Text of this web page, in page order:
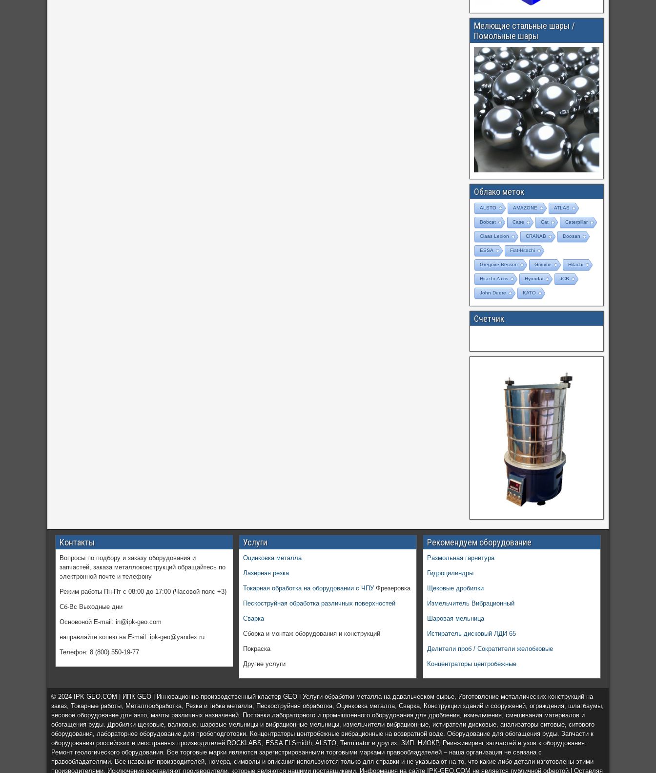
Мелющие стальные шары /
Помольные шары
Облако меток
ALSTO AMAZONE ATLAS
Bobcat Case Cat Caterpillar
Claas Lexion CRANAB Doosan
ESSA Fiat-Hitachi
Gregoire Besson Grimme Hitachi
Hitachi Zaxis Hyundai JCB
John Deere KATO
Счетчик
Контакты
Вопросы по подбору и заказу оборудования и
запчастей, заказа металлоконструкций обращайтесь по
электронной почте и телефону
Режим работы Пн-Пт с 08:00 до 17:00 (Часовой пояс +3)
Сб-Вс Выходные дни
Основоной E-mail: in@ipk-geo.com
направляйте копию на E-mail: ipk-geo@yandex.ru
Телефон: 8 (800) 550-19-77
Услуги
Оцинковка металла
Лазерная резка
Токарная обработка на оборудовании с ЧПУФрезеровка
Пескоструйная обработка различных поверхностей
Сварка
Сборка и монтаж оборудования и конструкций
Покраска
Другие услуги
Рекомендуем оборудование
Размольная гарнитура
Гидроцилиндры
Щековые дробилки
Измельчитель Вибрационный
Шаровая мельница
Истиратель дисковый ЛДИ 65
Делители проб / Сократители желобковые
Концентраторы центробежные
© 2024 IPK-GEO.COM | ИПК GEO | Инновационно-производственный кластер GEO | Услуги обработки металла на давальческом сырье, Изготовление металлических конструкций на
заказ, Токарные работы, Металлообработка, Резка и гибка металла, Пескоструйная обработка, Оцинковка металла, Сварка, Конструкции зданий и сооружений, ограждения, шлагбаумы,
весовое оборудование для авто, мачты различных назначений. Поставки лабораторного и промышленного оборудования для дробления, измельчения, смешивания материалов и
обогащения руды. Дробилки щековые, валковые, шаровые мельницы и вибрационные мельницы, измельчители вибрационные, истиратели дисковые, анализаторы ситовые, ситового
оборудования, лабораторное оборудование для пробоподготовки. Концентраторы центробежные вибрационные на возвратной воде. Оборудование для обогащения руды. Запчасти к
оборудованию российских и иностранных производителей ROCKLABS, ESSA FLSmidth, ALSTO, Terminator и других. ЗИП. НИОКР, Реинжиниринг запчастей и узов к оборудования.
Ремонт геологического оборудования. Все торговые марки являются зарегистрированными торговыми марками правообладателей – наша организация не связана с
правообладателями. Все названия производителей, номера, символы и описания используются только для справки и не указывают на то, что какие-либо детали изготовлены этими
производителями. Исключения составляют производители, которые являются нашими поставщиками. Информация на сайте IPK-GEO.COM не является публичной офертой.| Оставляя